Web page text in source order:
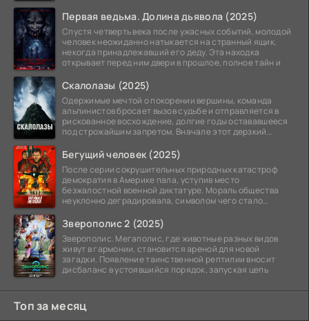
Первая ведьма. Долина дьявола (2025)
Спустя четверть века после ужасных событий, молодой
человек неожиданно натыкается на странный ящик,
некогда принадлежавший его деду. Эта находка
открывает перед ним двери в прошлое, полное тайн и
Скалолазы (2025)
Одержимые мечтой о покорении вершины, команда
альпинистов бросает вызов судьбе и отправляется в
рискованное восхождение, долгие годы остававшееся
под строжайшим запретом. Вначале этот дерзкий
Бегущий человек (2025)
После серии сокрушительных природных катастроф
демократия в Америке пала, уступив место
безжалостной военной диктатуре. Мораль общества
неуклонно деградировала, символом чего стало
Зверополис 2 (2025)
Зверополис. Мегаполис, где животные разных видов
живут в гармонии, становится ареной для новой
загадки. Появление таинственной рептилии вносит
дисбаланс в устоявшийся порядок, запуская цепь
Топ за месяц